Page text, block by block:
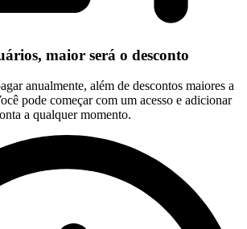
maior será o desconto
anualmente, além de descontos maiores a
pode começar com um acesso e adicionar
a qualquer momento.